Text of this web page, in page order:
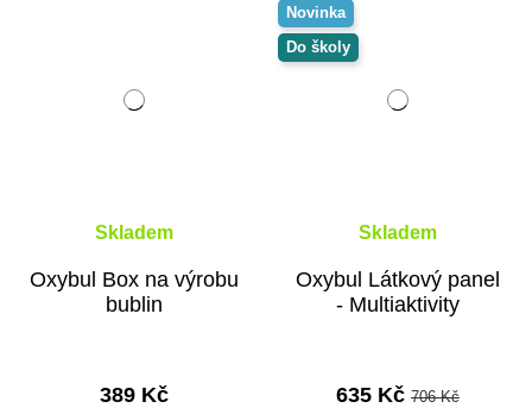
Skladem
Oxybul Box na výrobu
bublin
389 Kč
Novinka
Do školy
Skladem
Oxybul Látkový panel
- Multiaktivity
635 Kč 706 Kč